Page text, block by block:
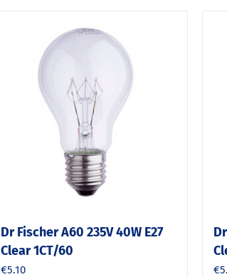
Dr Fischer A60 235V 40W E27
Clear 1CT/60
€5.10 €